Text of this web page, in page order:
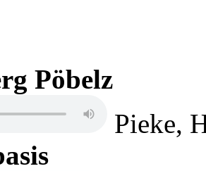
Pöbelz
Pieke,